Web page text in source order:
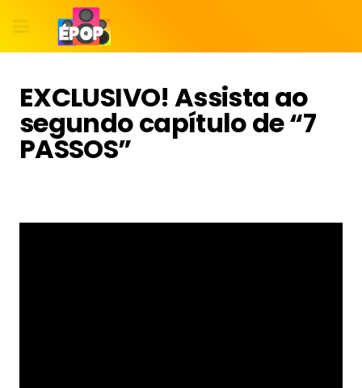
EXCLUSIVO! Assista ao
segundo capítulo de “7
PASSOS”